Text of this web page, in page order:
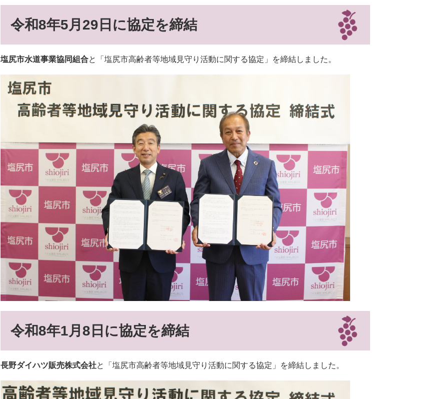
令和8年5月29日に協定を締結
塩尻市水道事業協同組合​と「塩尻市高齢者等地域見守り活動に関する協定」を締結しました。
令和8年1月8日に協定を締結
長野ダイハツ販売株式会社​と「塩尻市高齢者等地域見守り活動に関する協定」を締結しました。